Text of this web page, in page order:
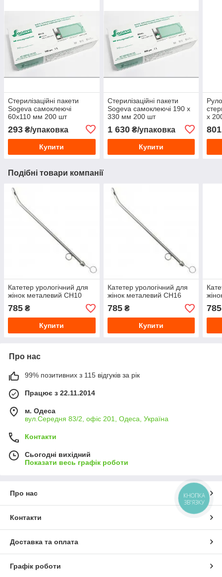
Стерилізаційні пакети
Sogeva самоклеючі
60х110 мм 200 шт
293 ₴/упаковка
Купити
Стерилізаційні пакети
Sogeva самоклеючі 190 х
330 мм 200 шт
1 630₴/упаковка
Купити
х
801
Подібні товари компанії
Катетер урологічний для
жінок металевий СН10
785 ₴
Купити
Катетер урологічний для
жінок металевий СН16
785₴
Купити
785
Про нас
99% позитивних з 115 відгуків за рік
Працює з 22.11.2014
м. Одеса
вул.Середня 83/2, офіс 201, Одеса, Україна
Контакти
Сьогодні вихідний
Показати весь графік роботи
Про нас
Контакти
Доставка та оплата
Графік роботи
КНОПКА
ЗВ'ЯЗКУ